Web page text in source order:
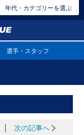
年代・カテゴリーを選ぶ
選手・スタッフ
次の記事へ